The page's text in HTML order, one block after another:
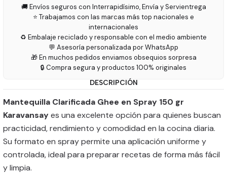
🚚 Envíos seguros con Interrapidísimo, Envía y Servientrega
⭐ Trabajamos con las marcas más top nacionales e
internacionales
♻️ Embalaje reciclado y responsable con el medio ambiente
💬 Asesoría personalizada por WhatsApp
🎁 En muchos pedidos enviamos obsequios sorpresa
🔒 Compra segura y productos 100% originales
DESCRIPCIÓN
Mantequilla Clarificada Ghee en Spray 150 gr
Karavansayes una excelente opción para quienes buscan
practicidad, rendimiento y comodidad en la cocina diaria.
Su formato en spray permite una aplicación uniforme y
controlada, ideal para preparar recetas de forma más fácil
y limpia.